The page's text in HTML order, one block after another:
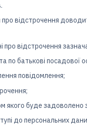
відстрочення
про відстрочення
по батькові посадової
повідомлення;
якого буде задоволено
до персональних